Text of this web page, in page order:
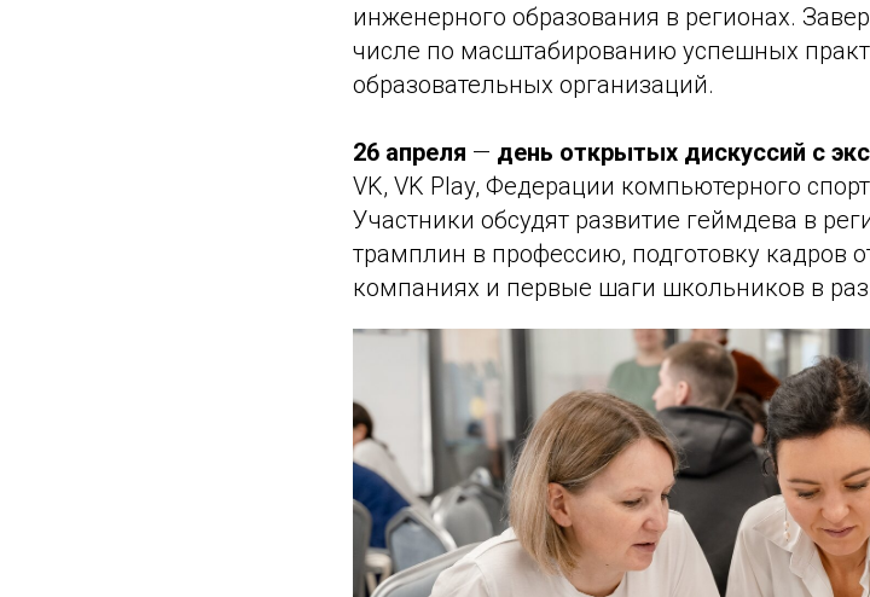
инженерного образования в регионах.
числе по масштабированию успешных
образовательных организаций.
26 апреля — день открытых дискуссий с
VK, VK Play, Федерации компьютерного
Участники обсудят развитие геймдева в
трамплин в профессию, подготовку кадров
компаниях и первые шаги школьников в